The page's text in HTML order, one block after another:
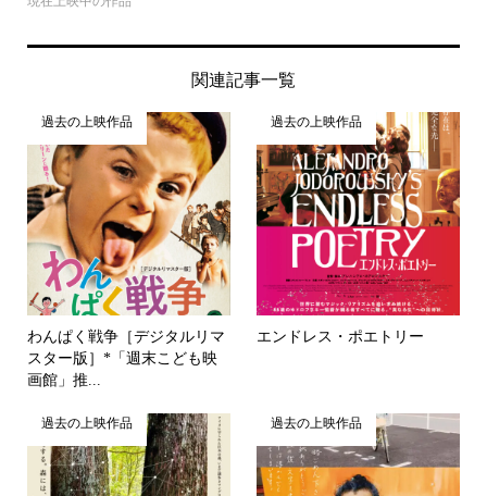
関連記事一覧
過去の上映作品
わんぱく戦争［デジタルリマ
スター版］*「週末こども映
画館」推...
過去の上映作品
エンドレス・ポエトリー
過去の上映作品 過去の上映作品